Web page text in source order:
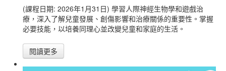
(課程日期: 2026年1月31日) 學習人際神經生物學和遊戲治
療，深入了解兒童發展、創傷影響和治療關係的重要性。掌握
必要技能，以培養同理心並改變兒童和家庭的生活。
閱讀更多